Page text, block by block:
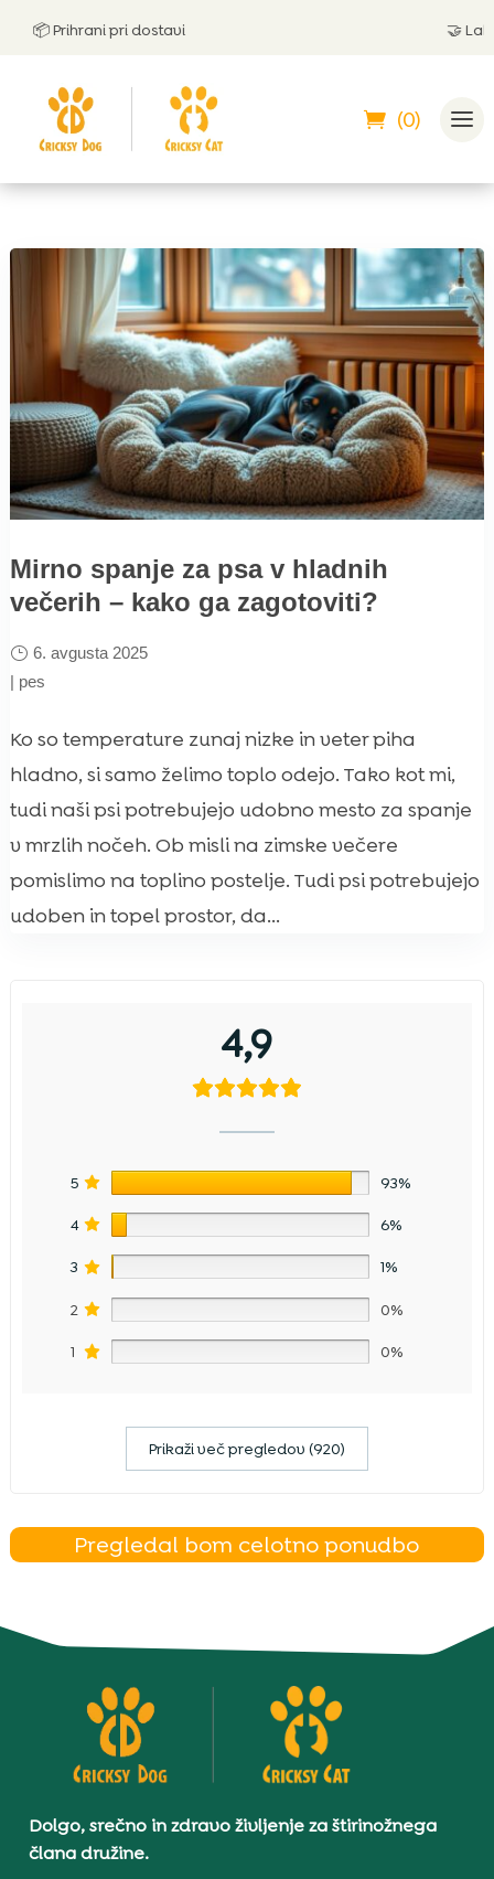
📦 Prihrani pri dostavi Lahko
(0)
Mirno spanje za psa v hladnih
večerih – kako ga zagotoviti?
6. avgusta 2025
| pes
Ko so temperature zunaj nizke in veter piha
hladno, si samo želimo toplo odejo. Tako kot mi,
tudi naši psi potrebujejo udobno mesto za spanje
v mrzlih nočeh. Ob misli na zimske večere
pomislimo na toplino postelje. Tudi psi potrebujejo
udoben in topel prostor, da...
4,9
5 93%
4 6%
3 1%
2 0%
1 0%
Prikaži več pregledov (920)
Pregledal bom celotno ponudbo
Dolgo, srečno in zdravo življenje za štirinožnega
člana družine.